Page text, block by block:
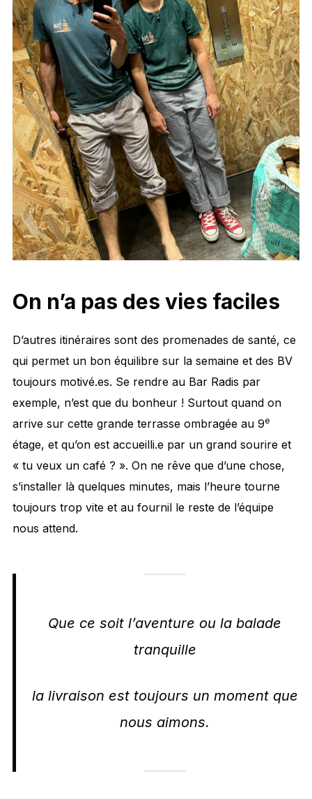
On n’a pas des vies faciles
D’autres itinéraires sont des promenades de santé, ce
qui permet un bon équilibre sur la semaine et des BV
toujours motivé.es. Se rendre au Bar Radis par
exemple, n’est que du bonheur ! Surtout quand on
arrive sur cette grande terrasse ombragée au 9e
étage, et qu’on est accueilli.e par un grand sourire et
« tu veux un café ? ». On ne rêve que d’une chose,
s’installer là quelques minutes, mais l’heure tourne
toujours trop vite et au fournil le reste de l’équipe
nous attend.
Que ce soit l’aventure ou la balade
tranquille
la livraison est toujours un moment que
nous aimons.